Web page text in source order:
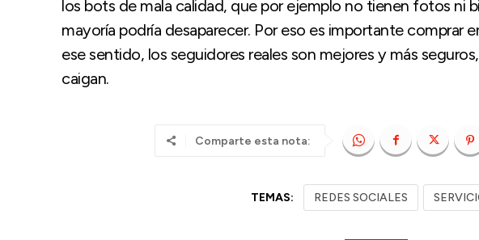
los bots de mala calidad, que por ejemplo no tienen fotos ni
mayoría podría desaparecer. Por eso es importante comprar
ese sentido, los seguidores reales son mejores y más
caigan.
Comparte esta nota:
TEMAS: REDES SOCIALES